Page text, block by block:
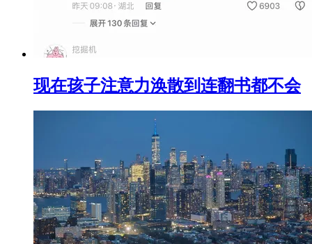
现在孩子注意力涣散到连翻书都不会